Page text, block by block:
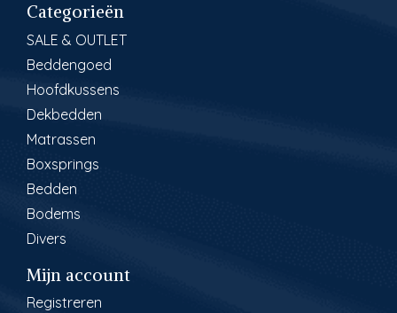
Categorieën
SALE & OUTLET
Beddengoed
Hoofdkussens
Dekbedden
Matrassen
Boxsprings
Bedden
Bodems
Divers
Mijn account
Registreren